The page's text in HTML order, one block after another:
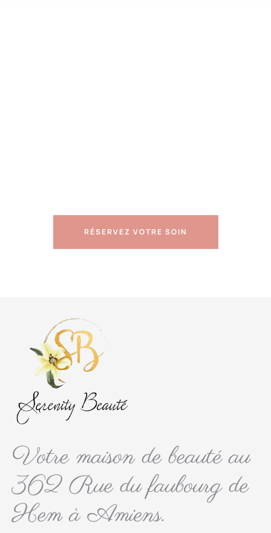
RÉSERVEZ VOTRE SOIN
Votre maison de beauté au
362 Rue du faubourg de
Hem à Amiens.